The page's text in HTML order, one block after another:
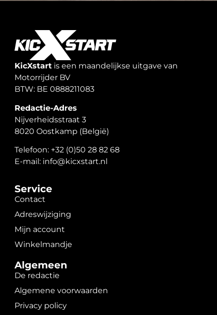
KicXstart is een maandelijkse uitgave van
Motorrijder BV
BTW: BE 0888211083
Redactie-Adres
Nijverheidsstraat 3
8020 Oostkamp (België)
Telefoon: +32 (0)50 28 82 68
E-mail: info@kicxstart.nl
Service
Contact
Adreswijziging
Mijn account
Winkelmandje
Algemeen
De redactie
Algemene voorwaarden
Privacy policy